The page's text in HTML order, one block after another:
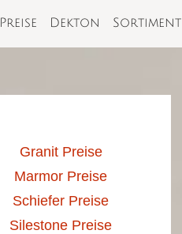
Preise Dekton Sortiment
Granit Preise
Marmor Preise
Schiefer Preise
Silestone Preise